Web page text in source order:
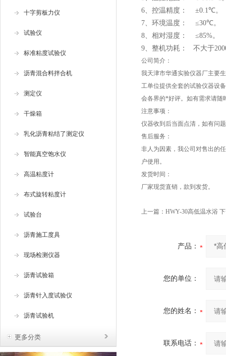
十字剪板力仪
试验仪
标准粘度试验仪
沥青混合料拌合机
测定仪
干燥箱
乳化沥青粘结了测定仪
智能真空饱水仪
高温粘度计
布式旋转粘度计
试验台
沥青施工度具
现场检测仪器
沥青试验箱
沥青针入度试验仪
沥青试验机
更多分类
6、控温精度： ±0.1℃。
7、环境温度： ≤30℃。
8、相对湿度： ≤85%。
9、整机功耗： 不大于
公司简介：
我天津市华通实验仪器厂主要
工单位提供全套的试验仪器设
会各界的*好评。如有需求请随
注意事项：
仪器收到后当面点清，如有问
售后服务：
非人为因素，我公司对售出的
户使用。
发货时间：
厂家现货直销，款到发货。
上一篇： HWY-30高低温水浴
产品：
您的单位：
您的姓名：
联系电话：